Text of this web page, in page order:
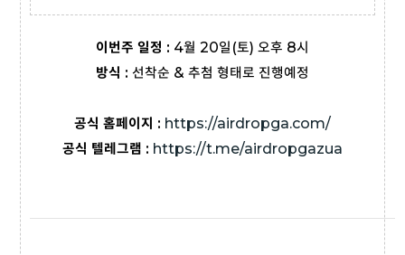
이번주 일정 : 4월 20일(토) 오후 8시
방식 : 선착순 & 추첨 형태로 진행예정
공식 홈페이지 : https://airdropga.com/
공식 텔레그램 : https://t.me/airdropgazua